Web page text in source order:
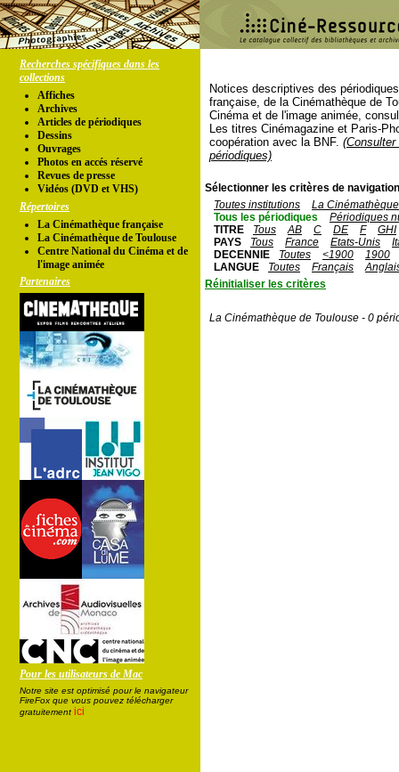
Recherches spécifiques dans les
collections
Affiches
Archives
Articles de périodiques
Dessins
Ouvrages
Photos en accés réservé
Revues de presse
Vidéos (DVD et VHS)
Répertoires
La Cinémathèque française
La Cinémathèque de Toulouse
Centre National du Cinéma et de
l'image animée
Partenaires
Pour les utilisateurs de Mac
Notre site est optimisé pour le navigateur
FireFox que vous pouvez télécharger
gratuitement ici
Notices descriptives des
française, de la Cinémathèque de
Cinéma et de l'image animée,
Les titres Cinémagazine et Paris-
coopération avec la BNF.
périodiques)
Sélectionner les critères de
Toutes institutions
La
Tous les périodiques
Périodiques
TITRE
Tous AB C DE F
GHI
PAYS
Tous France Etats-Unis
DECENNIE
Toutes <1900
1900
LANGUE
Toutes Français
Réinitialiser les critères
La Cinémathèque de Toulouse - 0